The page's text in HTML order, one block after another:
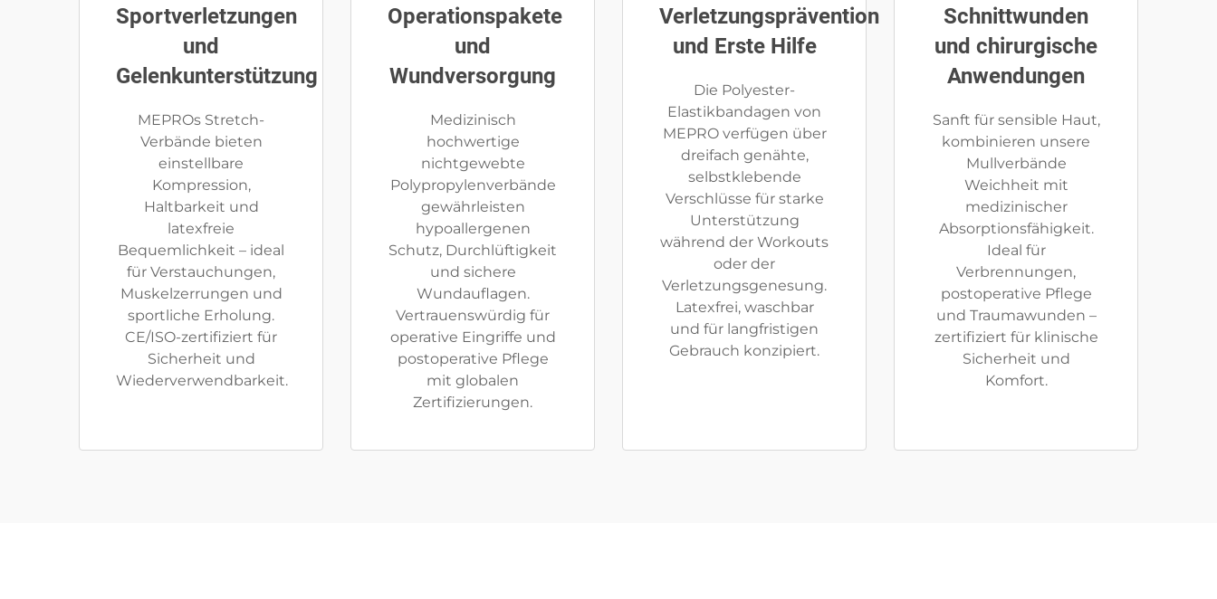
Sportverletzungen
und
Gelenkunterstützung
MEPROs Stretch-
Verbände bieten
einstellbare
Kompression,
Haltbarkeit und
latexfreie
Bequemlichkeit – ideal
für Verstauchungen,
Muskelzerrungen und
sportliche Erholung.
CE/ISO-zertifiziert für
Sicherheit und
Wiederverwendbarkeit.
Operationspakete
und
Wundversorgung
Medizinisch
hochwertige
nichtgewebte
Polypropylenverbände
gewährleisten
hypoallergenen
Schutz, Durchlüftigkeit
und sichere
Wundauflagen.
Vertrauenswürdig für
operative Eingriffe und
postoperative Pflege
mit globalen
Zertifizierungen.
Verletzungsprävention
und Erste Hilfe
Die Polyester-
Elastikbandagen von
MEPRO verfügen über
dreifach genähte,
selbstklebende
Verschlüsse für starke
Unterstützung
während der Workouts
oder der
Verletzungsgenesung.
Latexfrei, waschbar
und für langfristigen
Gebrauch konzipiert.
Schnittwunden
und chirurgische
Anwendungen
Sanft für sensible Haut,
kombinieren unsere
Mullverbände
Weichheit mit
medizinischer
Absorptionsfähigkeit.
Ideal für
Verbrennungen,
postoperative Pflege
und Traumawunden –
zertifiziert für klinische
Sicherheit und
Komfort.